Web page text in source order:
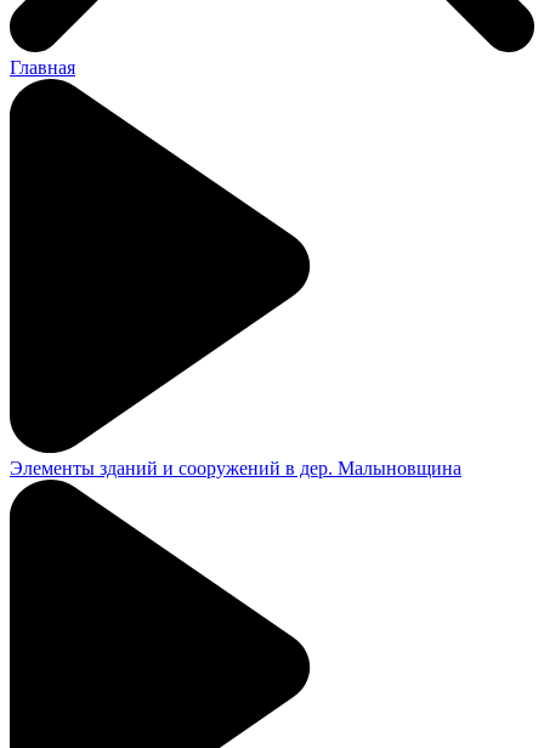
Главная
Элементы зданий и сооружений в дер. Малыновщина